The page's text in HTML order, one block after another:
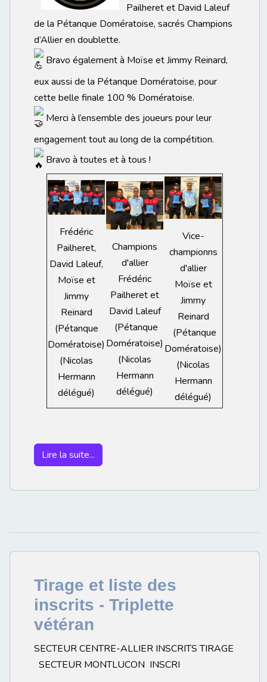
Pailheret et David Laleuf
de la Pétanque Domératoise, sacrés Champions
d’Allier en doublette.
Bravo également à Moïse et Jimmy Reinard,
eux aussi de la Pétanque Domératoise, pour
cette belle finale 100 % Domératoise.
Merci à l’ensemble des joueurs pour leur
engagement tout au long de la compétition.
Bravo à toutes et à tous !
Frédéric
Pailheret,
David Laleuf,
Moïse et
Jimmy
Reinard
(Pétanque
Domératoise)
(Nicolas
Hermann
délégué)
Champions
d'allier
Frédéric
Pailheret et
David Laleuf
(Pétanque
Domératoise)
(Nicolas
Hermann
délégué)
Vice-
championns
d'allier
Moïse et
Jimmy
Reinard
(Pétanque
Domératoise)
(Nicolas
Hermann
délégué)
Lire la suite...
Tirage et liste des
inscrits - Triplette
vétéran
SECTEUR CENTRE-ALLIER INSCRITS TIRAGE
SECTEUR MONTLUCON INSCRI